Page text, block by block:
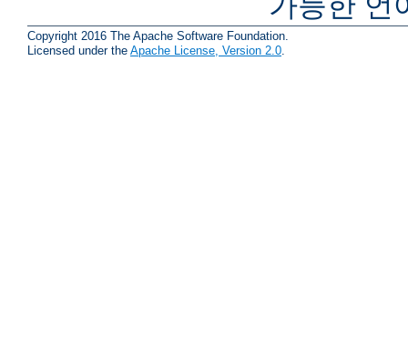
Copyright 2016 The Apache Software Foundation.
Licensed under the Apache License, Version 2.0.